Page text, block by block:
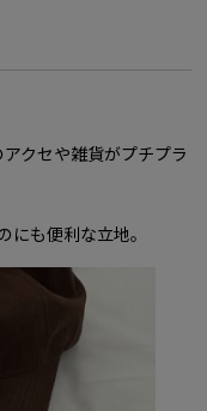
クセや雑貨がプチプラ
にも便利な立地。